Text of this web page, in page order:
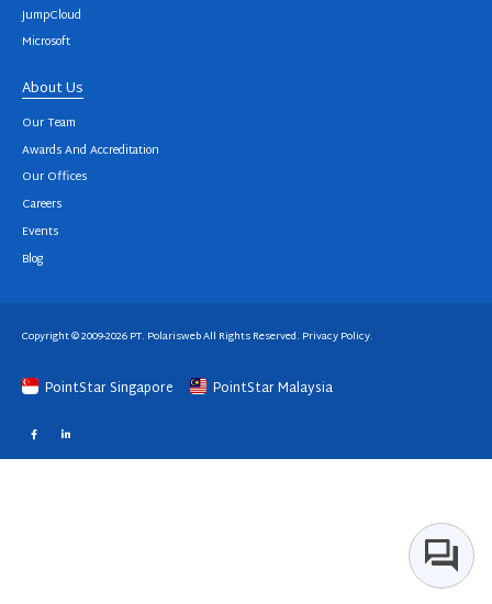
JumpCloud
Microsoft
About Us
Our Team
Awards And Accreditation
Our Offices
Careers
Events
Blog
Copyright © 2009-2026 PT. Polarisweb All Rights Reserved. Privacy Policy.
PointStar Singapore PointStar Malaysia